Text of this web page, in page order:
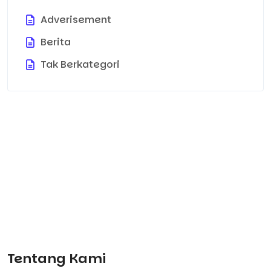
Adverisement
Berita
Tak Berkategori
Tentang Kami